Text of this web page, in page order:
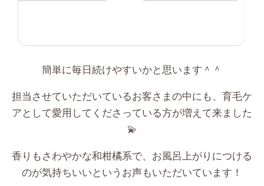
簡単に毎日続けやすいかと思います＾＾
担当させていただいているお客さまの中にも、育毛ケ
アとして愛用してくださっている方が増えて来ました
💫
香りもさわやかな和柑橘系で、お風呂上がりにつける
のが気持ちいいというお声もいただいています！